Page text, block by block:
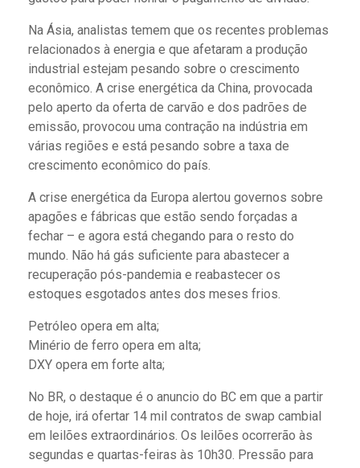
Na Ásia, analistas temem que os recentes problemas
relacionados à energia e que afetaram a produção
industrial estejam pesando sobre o crescimento
econômico. A crise energética da China, provocada
pelo aperto da oferta de carvão e dos padrões de
emissão, provocou uma contração na indústria em
várias regiões e está pesando sobre a taxa de
crescimento econômico do país.
A crise energética da Europa alertou governos sobre
apagões e fábricas que estão sendo forçadas a
fechar – e agora está chegando para o resto do
mundo. Não há gás suficiente para abastecer a
recuperação pós-pandemia e reabastecer os
estoques esgotados antes dos meses frios.
Petróleo opera em alta;
Minério de ferro opera em alta;
DXY opera em forte alta;
No BR, o destaque é o anuncio do BC em que a partir
de hoje, irá ofertar 14 mil contratos de swap cambial
em leilões extraordinários. Os leilões ocorrerão às
segundas e quartas-feiras às 10h30. Pressão para